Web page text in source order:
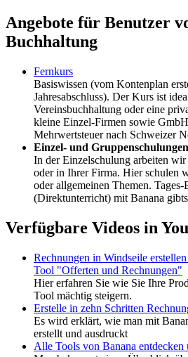
Angebote für Benutzer
Buchhaltung
Fernkurs
Basiswissen (vom Kontenplan
Jahresabschluss). Der Kurs ist
Vereinsbuchhaltung oder eine
kleine Einzel-Firmen sowie
Mehrwertsteuer nach Schweizer
Einzel- und Gruppenschulungen
In der Einzelschulung arbeiten
oder in Ihrer Firma. Hier schulen
oder allgemeinen Themen.
(Direktunterricht) mit Banana
Verfügbare Videos in
Rechnungen in Windseile
Tool "Offerten und Rechnungen"
Hier erfahren Sie wie Sie Ihre
Tool mächtig steigern.
Erstelle in zehn Schritten
Es wird erklärt, wie man mit
erstellt und ausdruckt
Alle Tools von Banana entdecken